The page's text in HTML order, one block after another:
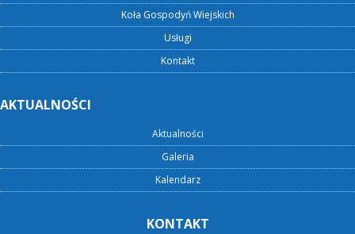
Koła Gospodyń Wiejskich
Usługi
Kontakt
AKTUALNOŚCI
Aktualności
Galeria
Kalendarz
KONTAKT